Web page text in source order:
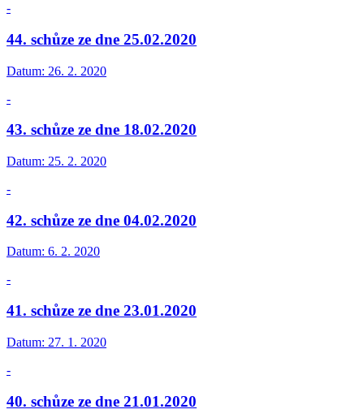
-
44. schůze ze dne 25.02.2020
Datum: 26. 2. 2020
-
43. schůze ze dne 18.02.2020
Datum: 25. 2. 2020
-
42. schůze ze dne 04.02.2020
Datum: 6. 2. 2020
-
41. schůze ze dne 23.01.2020
Datum: 27. 1. 2020
-
40. schůze ze dne 21.01.2020